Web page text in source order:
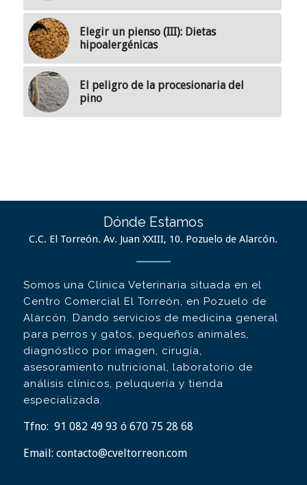
Elegir un pienso (III): Dietas
hipoalergénicas
El peligro de la procesionaria del
pino
Dónde Estamos
C.C. El Torreón. Av. Juan XXIII, 10. Pozuelo de Alarcón.
Somos una Clínica Veterinaria situada en el
Centro Comercial El Torreón, en Pozuelo de
Alarcón. Dando servicios de medicina general
para perros y gatos, pequeños animales,
diagnóstico por imagen, cirugía,
asesoramiento nutricional, laboratorio de
análisis clínicos, peluquería y tienda
especializada.
Tfno: 91 082 49 93 ó 670 75 28 68
Email: contacto@cveltorreon.com